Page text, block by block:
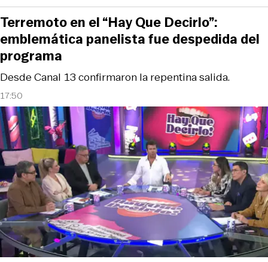
17:50
Desde Canal 13 confirmaron la repentina salida.
Terremoto en el “Hay Que Decirlo”:
emblemática panelista fue despedida del
programa